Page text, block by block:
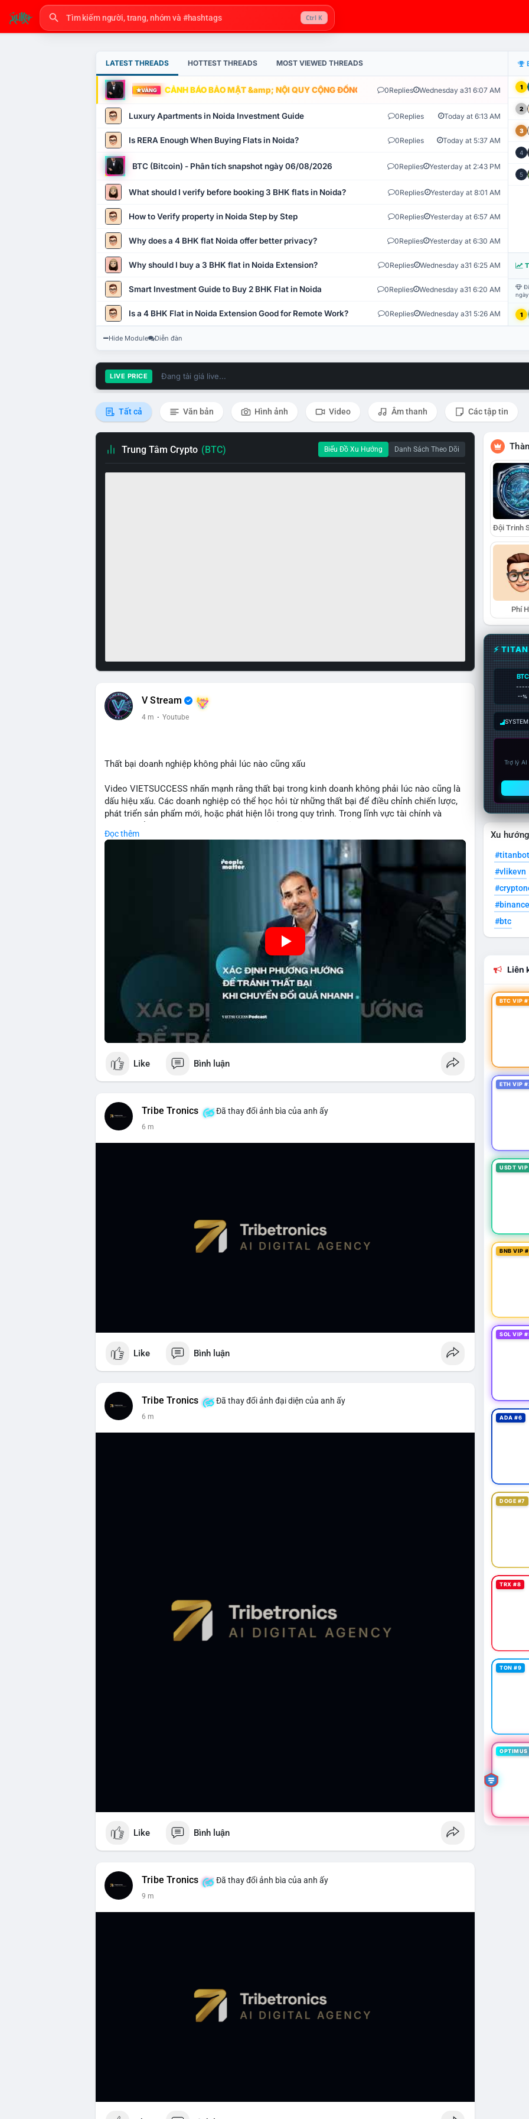
Ctrl K
LATEST THREADS HOTTEST THREADS MOST VIEWED THREADS
VÀNG CẢNH BÁO BẢO MẬT &amp; NỘI QUY CỘNG ĐỒNG VLIKE.VN: HỆ THỐNG GIÁM SÁT TỰ
0Replies Wednesday a31 6:07 AM
Luxury Apartments in Noida Investment Guide 0Replies Today at 6:13 AM
Is RERA Enough When Buying Flats in Noida? 0Replies Today at 5:37 AM
BTC (Bitcoin) - Phân tích snapshot ngày 06/08/2026 0Replies Yesterday at 2:43 PM
What should I verify before booking 3 BHK flats in Noida? 0Replies Yesterday at 8:01 AM
How to Verify property in Noida Step by Step 0Replies Yesterday at 6:57 AM
Why does a 4 BHK flat Noida offer better privacy? 0Replies Yesterday at 6:30 AM
Why should I buy a 3 BHK flat in Noida Extension? 0Replies Wednesday a31 6:25 AM
Smart Investment Guide to Buy 2 BHK Flat in Noida 0Replies Wednesday a31 6:20 AM
Is a 4 BHK Flat in Noida Extension Good for Remote Work? 0Replies Wednesday a31 5:26 AM
1
2
3
4
5
1
Hide Module Diễn đàn
LIVE PRICE Đang tải giá live...
Tất cả Văn bản Hình ảnh Video Âm thanh Các tập tin
Trung Tâm Crypto (BTC) Biểu Đồ Xu Hướng Danh Sách Theo Dõi
V Stream
4 m · Youtube
Thất bại doanh nghiệp không phải lúc nào cũng xấu
Video VIETSUCCESS nhấn mạnh rằng thất bại trong kinh doanh không phải lúc nào cũng là
dấu hiệu xấu. Các doanh nghiệp có thể học hỏi từ những thất bại để điều chỉnh chiến lược,
phát triển sản phẩm mới, hoặc phát hiện lỗi trong quy trình. Trong lĩnh vực tài chính và
này đặc biệt quan trọng khi áp dụng vào các mô hình kinh doanh mới hoặc đầu tư vào dự án
Đọc thêm
Like Bình luận
Tribe Tronics Đã thay đổi ảnh bìa của anh ấy
6 m
Like Bình luận
Tribe Tronics Đã thay đổi ảnh đại diện của anh ấy
6 m
Like Bình luận
Tribe Tronics Đã thay đổi ảnh bìa của anh ấy
9 m
Phí
⚡
BTC
--%
Trợ lý
Xu
#titanbot
#vlikevn
#btc
Liên
BTC VIP
ETH VIP
USDT
BNB VIP
SOL VIP
ADA #6
DOGE #7
TRX #8
TON #9
OPTIMUS